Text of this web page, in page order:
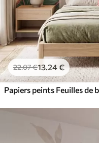
22.07€13.24€